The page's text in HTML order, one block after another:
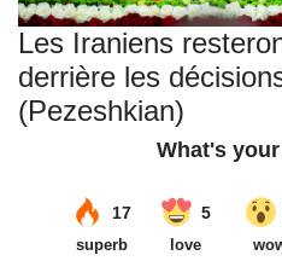
Les Iraniens
derrière les
(Pezeshkian)